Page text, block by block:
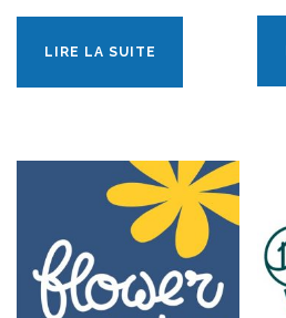
LIRE LA SUITE